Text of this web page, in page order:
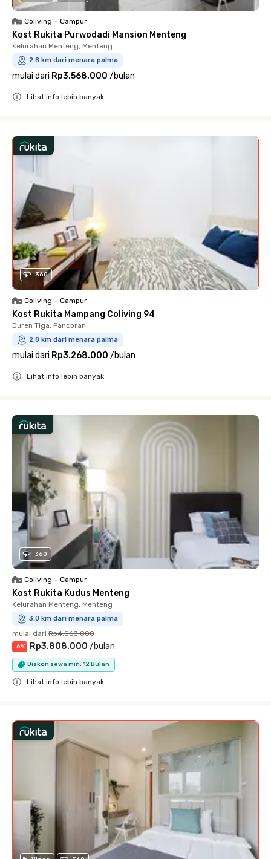
Coliving • Campur
Kost Rukita Purwodadi Mansion Menteng
Kelurahan Menteng, Menteng
2.8 km dari menara palma
mulai dari Rp3.568.000 /bulan
Lihat info lebih banyak
360
Coliving • Campur
Kost Rukita Mampang Coliving 94
Duren Tiga, Pancoran
2.8 km dari menara palma
mulai dari Rp3.268.000 /bulan
Lihat info lebih banyak
360
Coliving • Campur
Kost Rukita Kudus Menteng
Kelurahan Menteng, Menteng
3.0 km dari menara palma
mulai dari Rp4.068.000
-6% Rp3.808.000 /bulan
Diskon sewa min. 12 Bulan
Lihat info lebih banyak